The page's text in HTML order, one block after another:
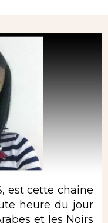
est cette chaine
heure du jour
et les Noirs